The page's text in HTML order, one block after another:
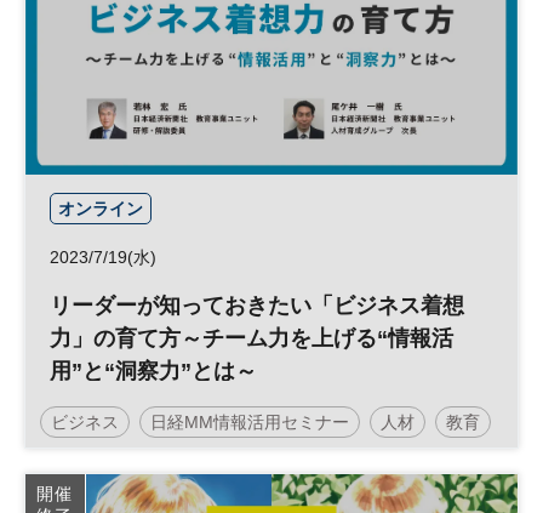
オンライン
2023/7/19(水)
リーダーが知っておきたい「ビジネス着想
力」の育て方～チーム力を上げる“情報活
用”と“洞察力”とは～
ビジネス 日経MM情報活用セミナー 人材 教育
開催